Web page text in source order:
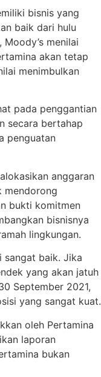
bisnis yang
baik dari hulu
menilai
akan tetap
menimbulkan
pada penggantian
secara bertahap
penguatan
anggaran
mendorong
bukti komitmen
bisnisnya
lingkungan.
sangat baik. Jika
yang akan jatuh
September 2021,
yang sangat kuat.
oleh Pertamina
laporan
bukan